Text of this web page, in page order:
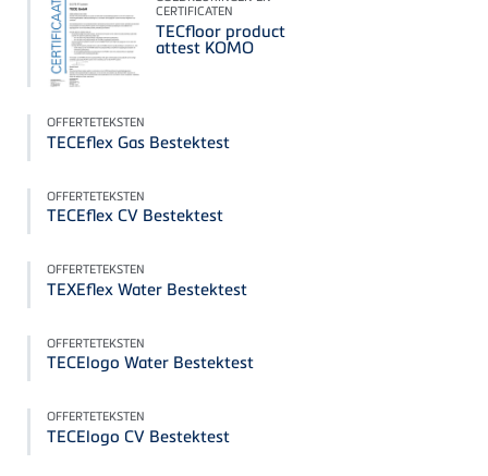
CERTIFICATEN
TECfloor product
attest KOMO
OFFERTETEKSTEN
TECEflex Gas Bestektest
OFFERTETEKSTEN
TECEflex CV Bestektest
OFFERTETEKSTEN
TEXEflex Water Bestektest
OFFERTETEKSTEN
TECElogo Water Bestektest
OFFERTETEKSTEN
TECElogo CV Bestektest